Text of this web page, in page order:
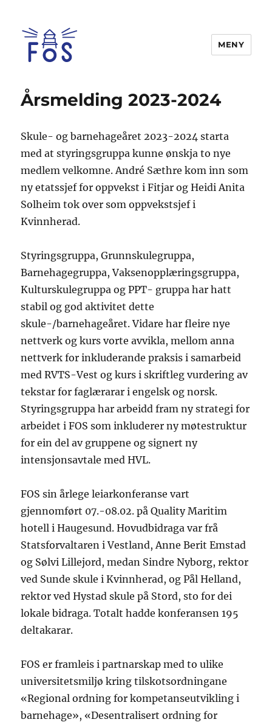
MENY
Årsmelding 2023-2024
Skule- og barnehageåret 2023-2024 starta
med at styringsgruppa kunne ønskja to nye
medlem velkomne. André Sæthre kom inn som
ny etatssjef for oppvekst i Fitjar og Heidi Anita
Solheim tok over som oppvekstsjef i
Kvinnherad.
Styringsgruppa, Grunnskulegruppa,
Barnehagegruppa, Vaksenopplæringsgruppa,
Kulturskulegruppa og PPT- gruppa har hatt
stabil og god aktivitet dette
skule-/barnehageåret. Vidare har fleire nye
nettverk og kurs vorte avvikla, mellom anna
nettverk for inkluderande praksis i samarbeid
med RVTS-Vest og kurs i skriftleg vurdering av
tekstar for faglærarar i engelsk og norsk.
Styringsgruppa har arbeidd fram ny strategi for
arbeidet i FOS som inkluderer ny møtestruktur
for ein del av gruppene og signert ny
intensjonsavtale med HVL.
FOS sin årlege leiarkonferanse vart
gjennomført 07.-08.02. på Quality Maritim
hotell i Haugesund. Hovudbidraga var frå
Statsforvaltaren i Vestland, Anne Berit Emstad
og Sølvi Lillejord, medan Sindre Nyborg, rektor
ved Sunde skule i Kvinnherad, og Pål Helland,
rektor ved Hystad skule på Stord, sto for dei
lokale bidraga. Totalt hadde konferansen 195
deltakarar.
FOS er framleis i partnarskap med to ulike
universitetsmiljø kring tilskotsordningane
«Regional ordning for kompetanseutvikling i
barnehage», «Desentralisert ordning for